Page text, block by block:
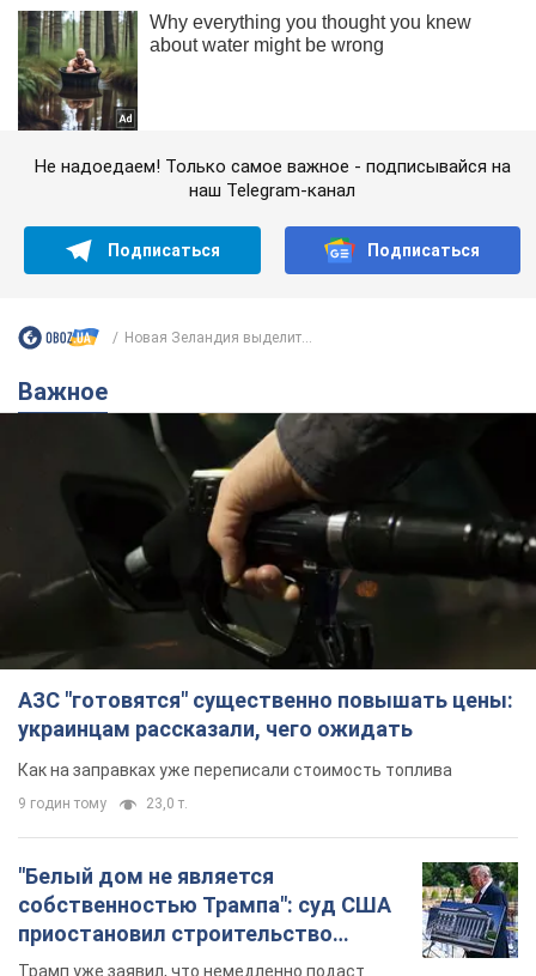
Не надоедаем! Только самое важное - подписывайся на
наш Telegram-канал
Подписаться Подписаться
Новая Зеландия выделит...
Важное
АЗС "готовятся" существенно повышать цены:
украинцам рассказали, чего ожидать
Как на заправках уже переписали стоимость топлива
9 годин тому 23,0 т.
"Белый дом не является
собственностью Трампа": суд США
приостановил строительство
бального зала стоимостью 400 млн
Трамп уже заявил, что немедленно подаст